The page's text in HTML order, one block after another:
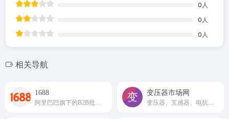
0 人
0 人
0 人
相关导航
1688 变压器市场网